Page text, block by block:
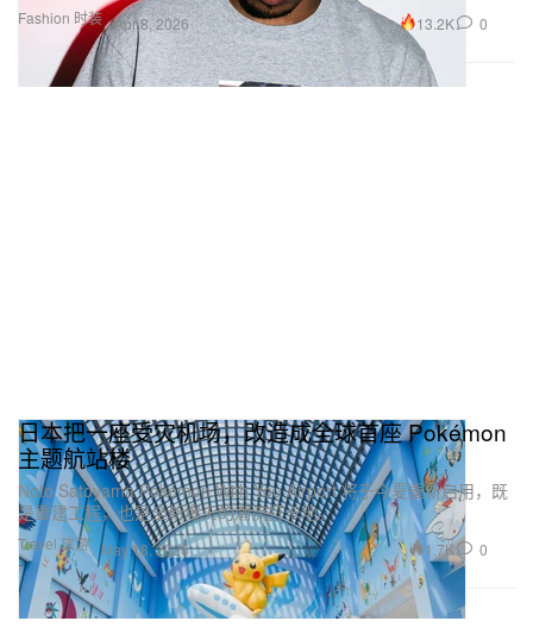
Fashion 时装 Apr 8, 2026 13.2K 0
Travel 旅游
日本把一座受灾机场，改造成全球首座 Pokémon
主题航站楼
Noto Satoyama Pokémon With You Airport 将于今夏重新启用，既
是重建工程，也是全新爆火的潮流打卡地。
May 18, 2026 1.7K 0